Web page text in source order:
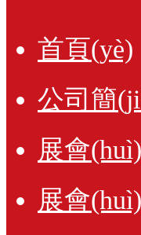
首頁(yè)
公司簡
展會
展會